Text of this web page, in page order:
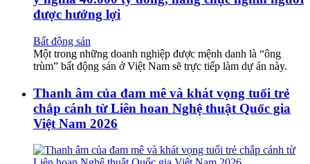
được hưởng lợi
Bất động sản
Một trong những doanh nghiệp được mệnh danh là “ông
trùm” bất động sản ở Việt Nam sẽ trực tiếp làm dự án này.
Thanh âm của đam mê và khát vọng tuổi trẻ
chắp cánh từ Liên hoan Nghệ thuật Quốc gia
Việt Nam 2026